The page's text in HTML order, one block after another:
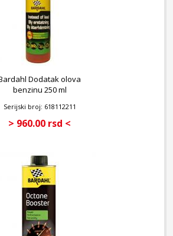
i HC na minimalnom nivou;
sistema za ubrizgavanje goriva.
koji koriste normalan i bezolovni
i turbo-punjače;
zapušavanja usisnih ventila i
i pumpe;
goriva, visokog nivoa štetnih komponenti u
benzin na svakih 4000 km, po mogućstvu
tretira do 70 litara benzina.
Dodatak olova
benzinu 250 ml
Serijski broj: 618112211
> 960.00 rsd <